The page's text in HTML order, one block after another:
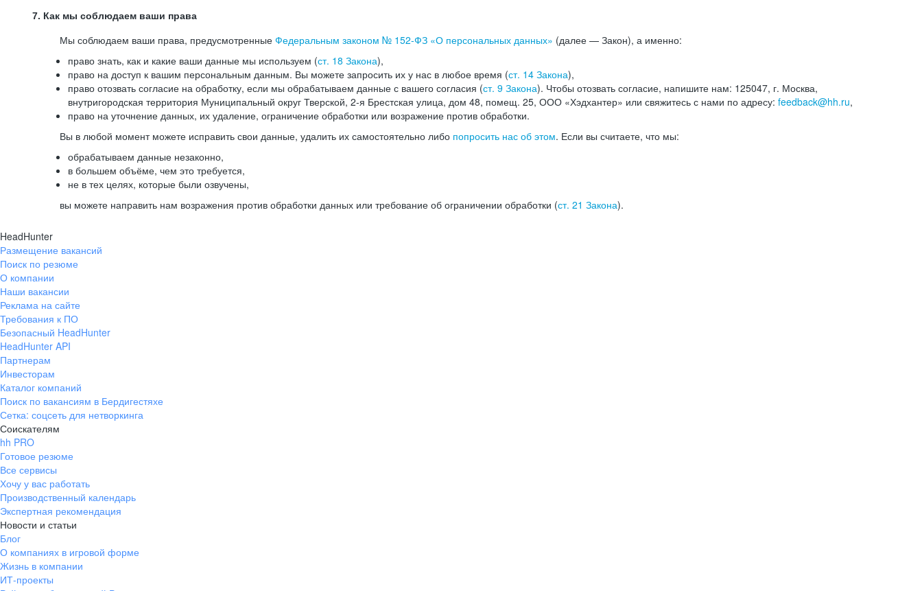
7. Как мы соблюдаем ваши права
Мы соблюдаем ваши права, предусмотренные Федеральным законом № 152-ФЗ «О персональных данных» (далее — Закон), а именно:
право знать, как и какие ваши данные мы используем (ст. 18 Закона),
право на доступ к вашим персональным данным. Вы можете запросить их у нас в любое время (ст. 14 Закона),
право отозвать согласие на обработку, если мы обрабатываем данные с вашего согласия (ст. 9 Закона). Чтобы отозвать согласие, напишите нам: 125047, г. Москва,
внутригородская территория Муниципальный округ Тверской, 2-я Брестская улица, дом 48, помещ. 25, ООО «Хэдхантер» или свяжитесь с нами по адресу: feedback@hh.ru,
право на уточнение данных, их удаление, ограничение обработки или возражение против обработки.
Вы в любой момент можете исправить свои данные, удалить их самостоятельно либо попросить нас об этом. Если вы считаете, что мы:
обрабатываем данные незаконно,
в большем объёме, чем это требуется,
не в тех целях, которые были озвучены,
вы можете направить нам возражения против обработки данных или требование об ограничении обработки (ст. 21 Закона).
HeadHunter
Размещение вакансий
Поиск по резюме
О компании
Наши вакансии
Реклама на сайте
Требования к ПО
Безопасный HeadHunter
HeadHunter API
Партнерам
Инвесторам
Каталог компаний
Поиск по вакансиям в Бердигестяхе
Сетка: соцсеть для нетворкинга
Соискателям
hh PRO
Готовое резюме
Все сервисы
Хочу у вас работать
Производственный календарь
Экспертная рекомендация
Новости и статьи
Блог
О компаниях в игровой форме
Жизнь в компании
ИТ-проекты